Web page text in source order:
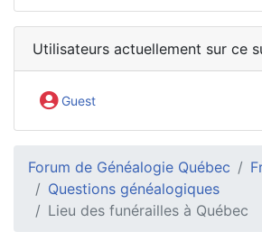
Utilisateurs actuellement sur ce
Guest
Forum de Généalogie Québec
Questions généalogiques
Lieu des funérailles à Québec